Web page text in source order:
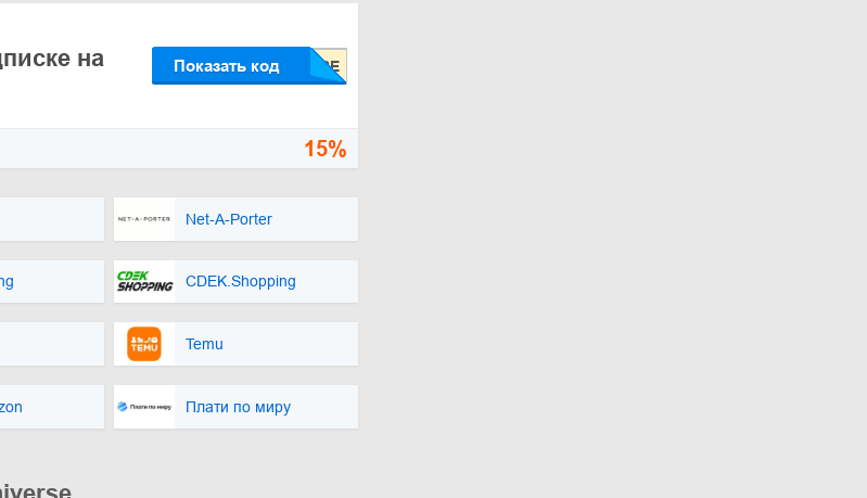
на
Показать код
15%
Net-A-Porter
CDEK.Shopping
Temu
Плати по миру